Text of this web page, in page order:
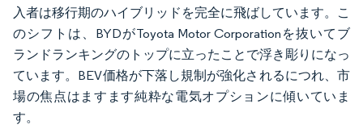
入者は移行期のハイブリッドを完全に飛ばしています。こ
のシフトは、BYDがToyota Motor Corporationを抜いてブ
ランドランキングのトップに立ったことで浮き彫りになっ
ています。BEV価格が下落し規制が強化されるにつれ、市
場の焦点はますます純粋な電気オプションに傾いていま
す。